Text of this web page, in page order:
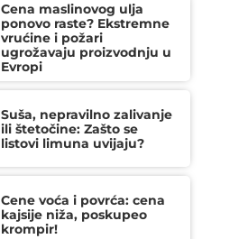
Cena maslinovog ulja
ponovo raste? Ekstremne
vrućine i požari
ugrožavaju proizvodnju u
Evropi
Suša, nepravilno zalivanje
ili štetočine: Zašto se
listovi limuna uvijaju?
Cene voća i povrća: cena
kajsije niža, poskupeo
krompir!